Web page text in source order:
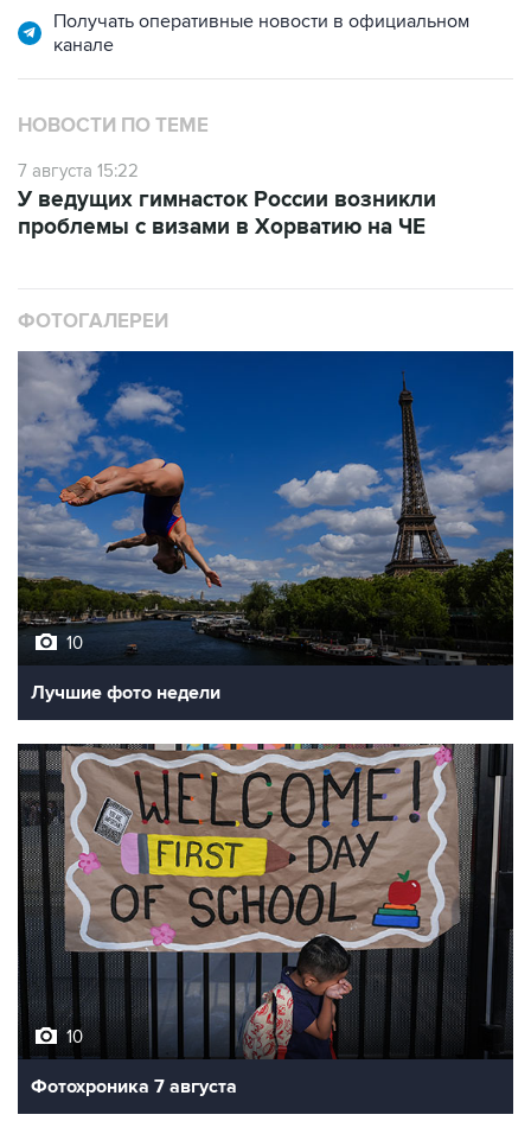
Получать оперативные новости в официальном
канале
НОВОСТИ ПО ТЕМЕ
7 августа 15:22
У ведущих гимнасток России возникли
проблемы с визами в Хорватию на ЧЕ
ФОТОГАЛЕРЕИ
10
Лучшие фото недели
10
Фотохроника 7 августа